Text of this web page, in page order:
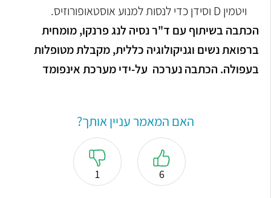
ויטמין D וסידן כדי לנסות למנוע אוסטאופורוזיס.
הכתבה בשיתוף עם ד"ר נסיה לנג פרנקו, מומחית
ברפואת נשים וגניקולוגיה כללית, מקבלת מטופלות
בעפולה. הכתבה נערכה על-ידי מערכת אינפומד
האם המאמר עניין אותך?
6
1